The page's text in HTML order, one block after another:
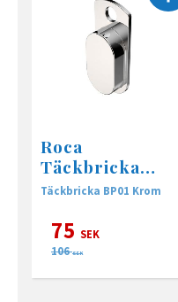
Roca
Täckbricka
BP01 Krom
Täckbricka BP01 Krom
75 SEK
106 SEK